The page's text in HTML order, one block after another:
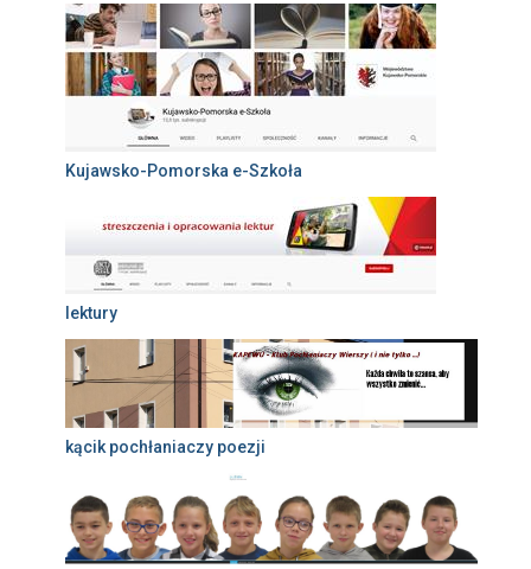
Kujawsko-Pomorska e-Szkoła
lektury
kącik pochłaniaczy poezji